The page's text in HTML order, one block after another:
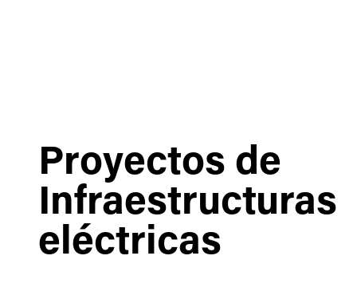
Proyectos de
Infraestructuras
eléctricas